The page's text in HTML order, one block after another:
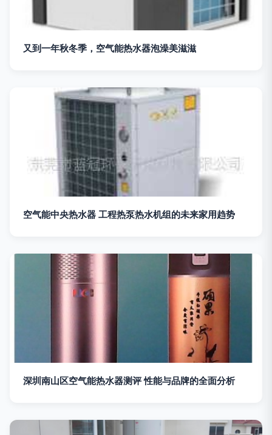
又到一年秋冬季，空气能热水器泡澡美滋滋
空气能中央热水器 工程热泵热水机组的未来家用趋势
深圳南山区空气能热水器测评 性能与品牌的全面分析